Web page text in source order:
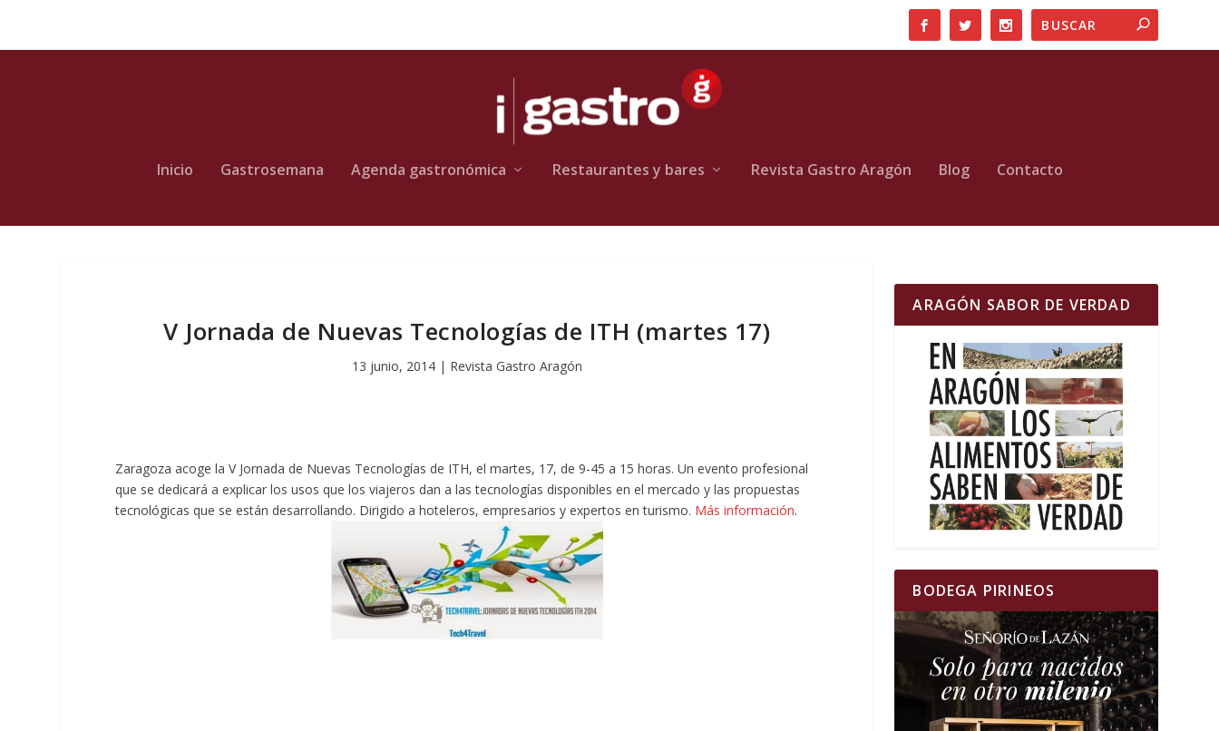
Inicio Gastrosemana Agenda gastronómica Restaurantes y bares Revista Gastro Aragón Blog Contacto
V Jornada de Nuevas Tecnologías de ITH (martes 17)
13 junio, 2014| Revista Gastro Aragón
Zaragoza acoge la V Jornada de Nuevas Tecnologías de ITH, el martes, 17, de 9-45 a 15 horas. Un evento profesional
que se dedicará a explicar los usos que los viajeros dan a las tecnologías disponibles en el mercado y las propuestas
tecnológicas que se están desarrollando. Dirigido a hoteleros, empresarios y expertos en turismo. Más información.
ARAGÓN SABOR DE VERDAD
BODEGA PIRINEOS